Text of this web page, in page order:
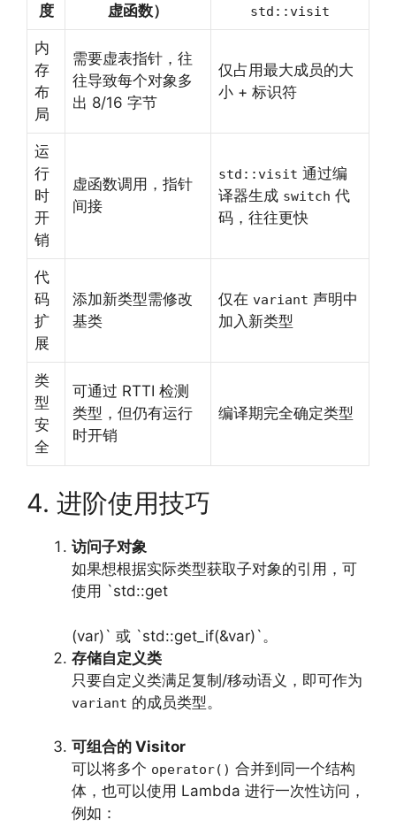
度
虚函数）
std::visit
内
存
布
局
需要虚表指针，往
往导致每个对象多
出 8/16 字节
仅占用最大成员的大
小 + 标识符
运
行
时
开
销
虚函数调用，指针
间接
std::visit 通过编
译器生成 switch 代
码，往往更快
代
码
扩
展
添加新类型需修改
基类
仅在 variant 声明中
加入新类型
类
型
安
全
可通过 RTTI 检测
类型，但仍有运行
时开销
编译期完全确定类型
4. 进阶使用技巧
访问子对象
如果想根据实际类型获取子对象的引用，可
使用 `std::get
(var)` 或 `std::get_if(&var)`。
存储自定义类
只要自定义类满足复制/移动语义，即可作为
variant 的成员类型。
可组合的 Visitor
可以将多个 operator() 合并到同一个结构
体，也可以使用 Lambda 进行一次性访问，
例如：